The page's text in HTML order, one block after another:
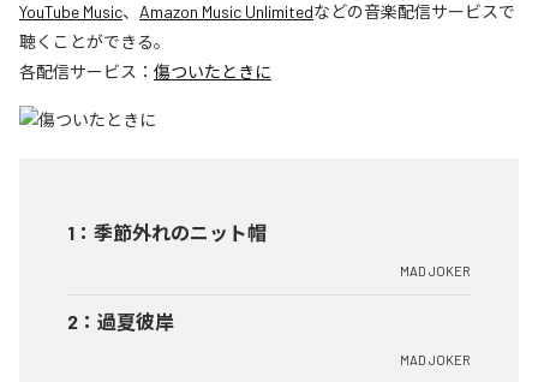
YouTube Music、 Amazon Music Unlimitedなどの音楽配信サービスで
聴くことができる。
各配信サービス： 傷ついたときに
1 ： 季節外れのニット帽
MAD JOKER
2 ： 過夏彼岸
MAD JOKER